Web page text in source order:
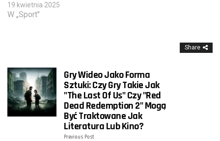
19 kwietnia 2025
W „Sport"
Share
Gry Wideo Jako Forma
Sztuki: Czy Gry Takie Jak
"The Last Of Us" Czy "Red
Dead Redemption 2" Mogą
Być Traktowane Jak
Literatura Lub Kino?
Previous Post